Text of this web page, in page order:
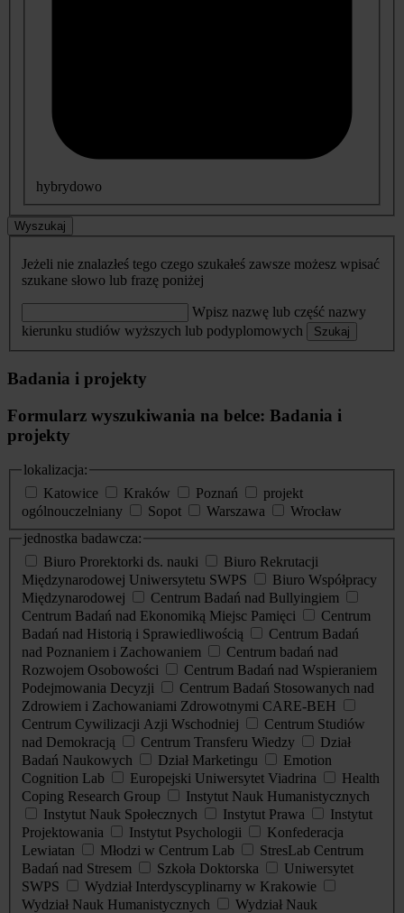
hybrydowo
Wyszukaj
Jeżeli nie znalazłeś tego czego szukałeś zawsze możesz wpisać
szukane słowo lub frazę poniżej
Wpisz nazwę lub część nazwy
kierunku studiów wyższych lub podyplomowych
Szukaj
Badania i projekty
Formularz wyszukiwania na belce: Badania i
projekty
lokalizacja:
Katowice
Kraków Poznań
projekt
ogólnouczelniany
Sopot Warszawa
Wrocław
jednostka badawcza:
Biuro Prorektorki ds. nauki
Biuro Rekrutacji
Międzynarodowej Uniwersytetu SWPS
Biuro Współpracy
Międzynarodowej
Centrum Badań nad Bullyingiem
Centrum Badań nad Ekonomiką Miejsc Pamięci
Centrum
Badań nad Historią i Sprawiedliwością
Centrum Badań
nad Poznaniem i Zachowaniem
Centrum badań nad
Rozwojem Osobowości
Centrum Badań nad Wspieraniem
Podejmowania Decyzji
Centrum Badań Stosowanych nad
Zdrowiem i Zachowaniami Zdrowotnymi CARE-BEH
Centrum Cywilizacji Azji Wschodniej
Centrum Studiów
nad Demokracją
Centrum Transferu Wiedzy
Dział
Badań Naukowych
Dział Marketingu
Emotion
Cognition Lab
Europejski Uniwersytet Viadrina
Health
Coping Research Group
Instytut Nauk Humanistycznych
Instytut Nauk Społecznych
Instytut Prawa
Instytut
Projektowania
Instytut Psychologii
Konfederacja
Lewiatan
Młodzi w Centrum Lab
StresLab Centrum
Badań nad Stresem
Szkoła Doktorska
Uniwersytet
SWPS
Wydział Interdyscyplinarny w Krakowie
Wydział Nauk Humanistycznych
Wydział Nauk